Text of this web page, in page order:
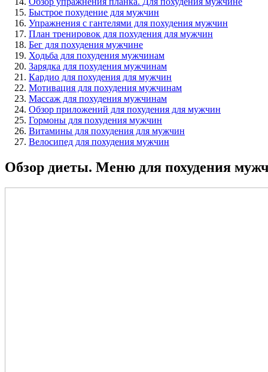
Быстрое похудение для мужчин
Упражнения с гантелями для похудения мужчин
План тренировок для похудения для мужчин
Бег для похудения мужчине
Ходьба для похудения мужчинам
Зарядка для похудения мужчинам
Кардио для похудения для мужчин
Мотивация для похудения мужчинам
Массаж для похудения мужчинам
Обзор приложений для похудения для мужчин
Гормоны для похудения мужчин
Витамины для похудения для мужчин
Велосипед для похудения мужчин
Обзор диеты. Меню для похудения